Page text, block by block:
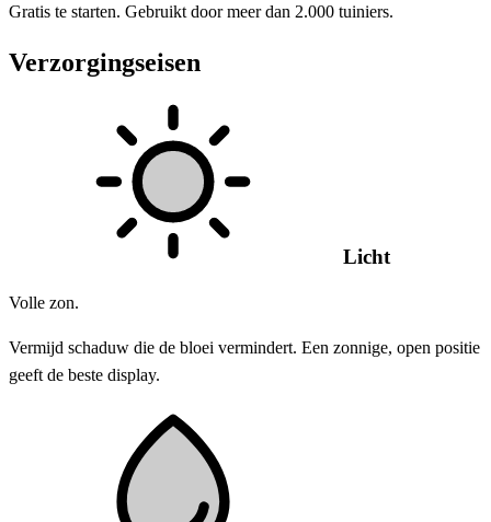
Gratis te starten. Gebruikt door meer dan 2.000 tuiniers.
Verzorgingseisen
Licht
Volle zon.
Vermijd schaduw die de bloei vermindert. Een zonnige, open positie
geeft de beste display.